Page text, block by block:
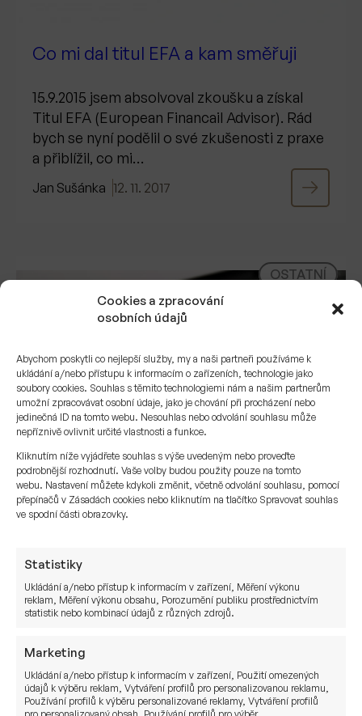
Cookies a zpracování
osobních údajů
Abychom poskytli co nejlepší služby, my a naši partneři používáme k
ukládání a/nebo přístupu k informacím o zařízeních, technologie jako
soubory cookies. Souhlas s těmito technologiemi nám a našim partnerům
umožní zpracovávat osobní údaje, jako je chování při procházení nebo
jedinečná ID na tomto webu. Nesouhlas nebo odvolání souhlasu může
nepříznivě ovlivnit určité vlastnosti a funkce.
Kliknutím níže vyjádřete souhlas s výše uvedeným nebo proveďte
podrobnější rozhodnutí. Vaše volby budou použity pouze na tomto
webu. Nastavení můžete kdykoli změnit, včetně odvolání souhlasu, pomocí
přepínačů v Zásadách cookies nebo kliknutím na tlačítko Spravovat souhlas
ve spodní části obrazovky.
Statistiky
Ukládání a/nebo přístup k informacím v zařízení, Měření výkonu
reklam, Měření výkonu obsahu, Porozumění publiku prostřednictvím
statistik nebo kombinací údajů z různých zdrojů.
Marketing
Ukládání a/nebo přístup k informacím v zařízení, Použití omezených
údajů k výběru reklam, Vytváření profilů pro personalizovanou reklamu,
Používání profilů k výběru personalizované reklamy, Vytváření profilů
Co mi dal titul EFA a kam směřuji
15.9.2015 jsem absolvoval zkoušku a získal
Titul EFA (European Financail Advisor). Rád
bych se nyní podělil o své zkušenosti z praxe
a přiblížil, co mi…
Jan Sušánka 12. 11. 2017
OSTATNÍ
Investice do nemovitostí
zainvestovat do nemovitostních fondů?
Výhody a nevýhody investice do nemovitostí.
9. 11. 2017
OSTATNÍ